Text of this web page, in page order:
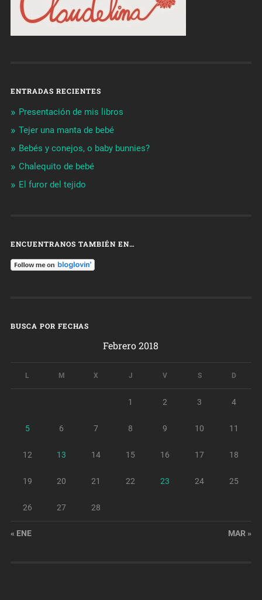
ENTRADAS RECIENTES
Presentación de mis libros
Tejer una manta de bebé
Bebés y conejos, o baby bunnies?
Chalequito de bebé
El furor del tejido
ENCUENTRANOS TAMBIÉN EN…
BUSCA POR FECHAS
Febrero 2018
L M X J V S D
1 2 3 4
5 6 7 8 9 10 11
12 13 14 15 16 17 18
19 20 21 22 23 24 25
26 27 28
« ENE MAR »